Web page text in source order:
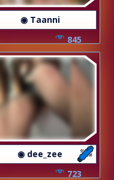
◉ Taanni
845
◉ dee_zee
723